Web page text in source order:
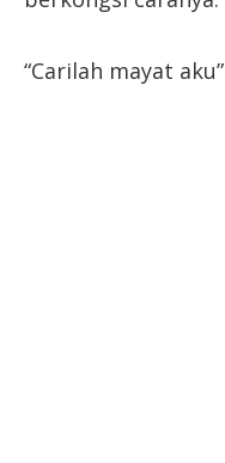
“Carilah mayat aku”